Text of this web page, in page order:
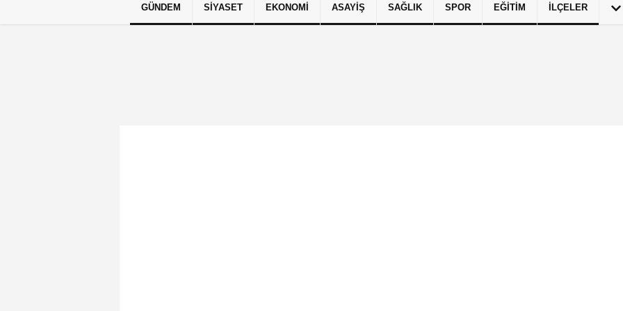
Künye İletişim Çerez Politikası Gizlilik İlkeleri
GÜNDEM SIYASET EKONOMI ASAYIŞ SAĞLIK SPOR EĞITIM İLÇELER